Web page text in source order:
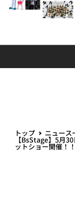
トップ ニュース
【BsStage】5月
ットショー開催！！